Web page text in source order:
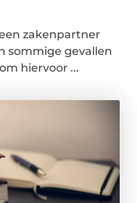
zakenpartner
sommige gevallen
hiervoor ...